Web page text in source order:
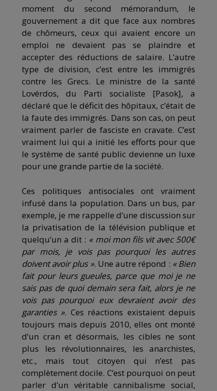
moment du second mémorandum, le
gouvernement a dit que face aux nombres
de chômeurs, ceux qui avaient encore un
emploi ne devaient pas se plaindre et
accepter des réductions de salaire. L’autre
type de division, c’est entre les immigrés
contre les Grecs. Le ministre de la santé
Lovérdos, du Parti socialiste [Pasok], a
déclaré que le déficit des hôpitaux, c’était de
la faute des immigrés. Dans son cas, on peut
vraiment parler de fasciste en cravate. C’est
vraiment lui qui a initié les efforts pour que
le système de santé public devienne un luxe
pour une grande partie de la société.
Ces politiques antisociales ont vraiment
infusé dans la population. Dans un bus, par
exemple, je me rappelle d’une discussion sur
la privatisation de la télévision publique et
quelqu’un a dit : « moi mon fils vit avec 500€
par mois, je vois pas pourquoi les autres
doivent avoir plus ». Une autre répond : « Bien
fait pour leurs gueules, parce que moi je ne
saispas de quoi demain sera fait, alors je ne
vois pas pourquoi eux devraient avoir des
garanties ». Ces réactions existaient depuis
toujours mais depuis 2010, elles ont monté
d’un cran et désormais, les cibles ne sont
plus les révolutionnaires, les anarchistes,
etc., mais tout citoyen qui n’est pas
complètement docile. C’est pourquoi on peut
parler d’un véritable cannibalisme social,